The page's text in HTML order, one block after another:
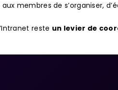
membres de s’organiser,
reste un levier de